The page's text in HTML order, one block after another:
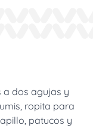
a dos agujas y
ropita para
patucos y